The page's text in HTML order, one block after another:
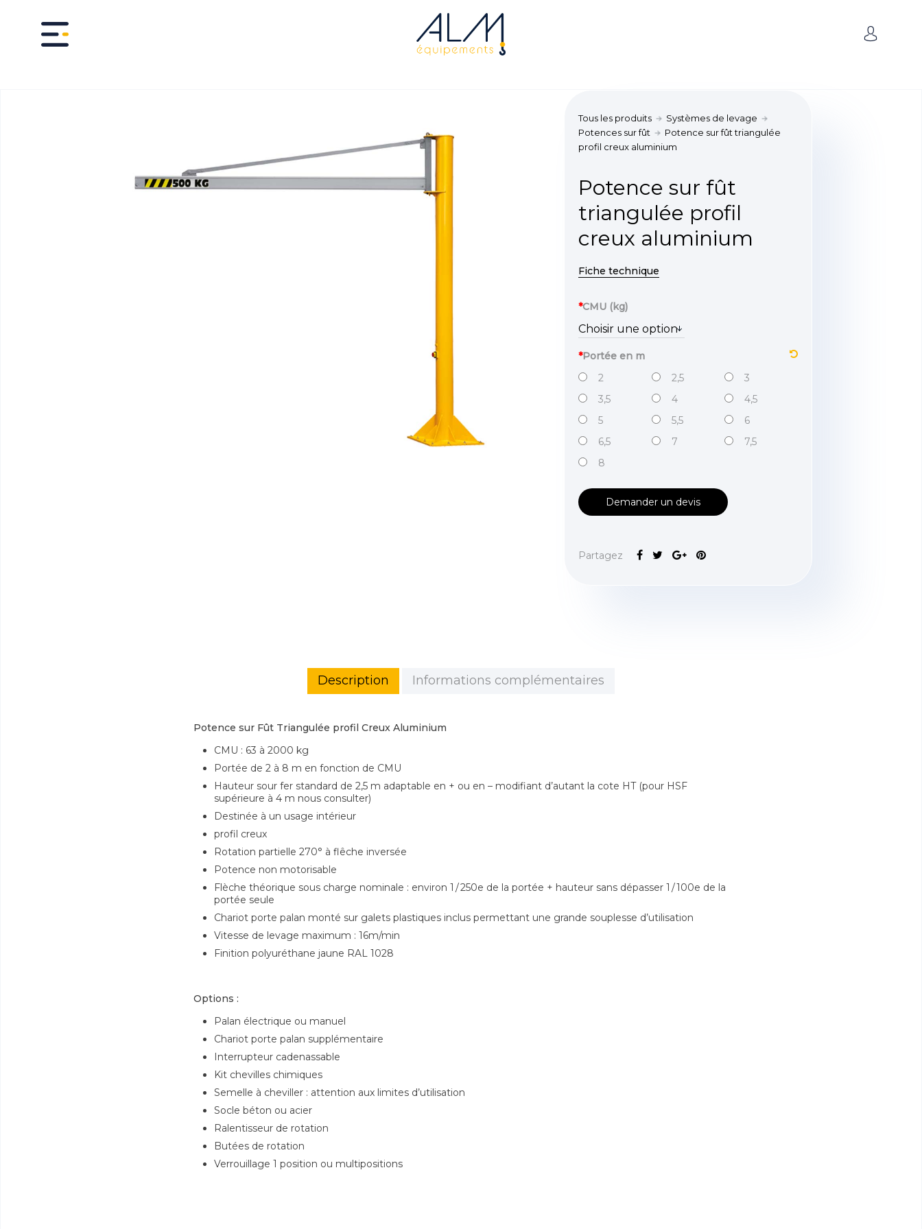
Tous les produits
Systèmes de levage
Potences sur fût
Potence sur fût triangulée
profil creux aluminium
Potence sur fût
triangulée profil
creux aluminium
Fiche technique
*CMU (kg)
*Portée en m
2
2,5
3
3,5
4
4,5
5
5,5
6
6,5
7
7,5
8
Demander un devis
Partagez
Description Informations complémentaires
Potence sur Fût Triangulée profil Creux Aluminium
CMU : 63 à 2000 kg
Portée de 2 à 8 m en fonction de CMU
Hauteur sour fer standard de 2,5 m adaptable en + ou en – modifiant d’autant la cote HT (pour HSF
supérieure à 4 m nous consulter)
Destinée à un usage intérieur
profil creux
Rotation partielle 270° à flêche inversée
Potence non motorisable
Flèche théorique sous charge nominale : environ 1 / 250e de la portée + hauteur sans dépasser 1 / 100e de la
portée seule
Chariot porte palan monté sur galets plastiques inclus permettant une grande souplesse d’utilisation
Vitesse de levage maximum : 16m/min
Finition polyuréthane jaune RAL 1028
Options :
Palan électrique ou manuel
Chariot porte palan supplémentaire
Interrupteur cadenassable
Kit chevilles chimiques
Semelle à cheviller : attention aux limites d’utilisation
Socle béton ou acier
Ralentisseur de rotation
Butées de rotation
Verrouillage 1 position ou multipositions